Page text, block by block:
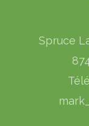
Spruce